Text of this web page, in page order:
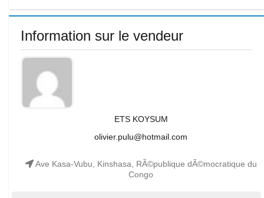
Information sur le vendeur
ETS KOYSUM
olivier.pulu@hotmail.com
Ave Kasa-Vubu, Kinshasa, RÃ©publique dÃ©mocratique du
Congo